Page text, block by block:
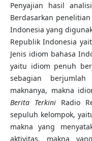
Penyajian hasil
Berdasarkan
Indonesia yang
Republik Indonesia
Jenis idiom bahasa
yaitu idiom penuh
sebagian
maknanya, makna
Berita TerkiniRadio
sepuluh kelompok,
makna yang
aktivitas, makna